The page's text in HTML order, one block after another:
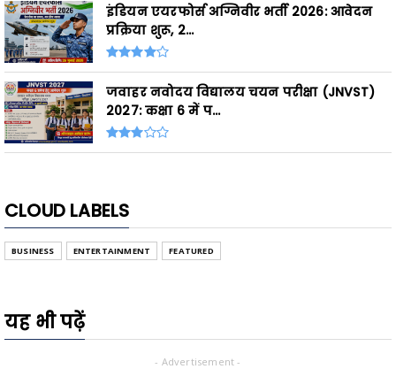
इंडियन एयरफोर्स अग्निवीर भर्ती 2026: आवेदन
प्रक्रिया शुरू, 2...
जवाहर नवोदय विद्यालय चयन परीक्षा (JNVST)
2027: कक्षा 6 में प...
CLOUD LABELS
BUSINESS ENTERTAINMENT FEATURED
यह भी पढ़ें
- Advertisement -